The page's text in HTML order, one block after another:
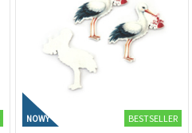
NOWY BESTSELLER